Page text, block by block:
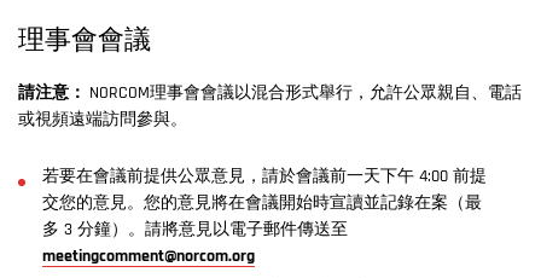
理事會會議
請注意： NORCOM理事會會議以混合形式舉行，允許公眾親自、電話
或視頻遠端訪問參與。
若要在會議前提供公眾意見，請於會議前一天下午 4:00 前提
交您的意見。您的意見將在會議開始時宣讀並記錄在案（最
多 3 分鐘）。請將意見以電子郵件傳送至
meetingcomment@norcom.org